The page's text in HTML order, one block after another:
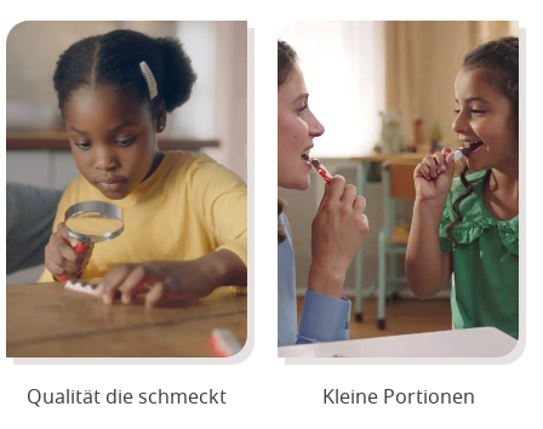
Qualität die schmeckt Kleine Portionen